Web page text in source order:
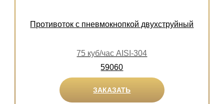
Противоток с пневмокнопкой двухструйный
75 куб/час AISI-304
59060
ЗАКАЗАТЬ